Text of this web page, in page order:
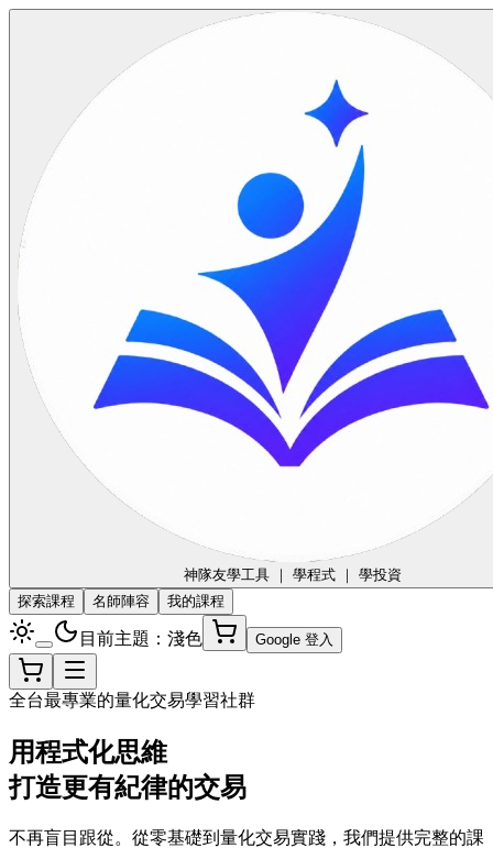
神隊友學工具 ｜ 學程式 ｜ 學投資
探索課程
名師陣容 我的課程
目前主題：淺色 Google 登入
全台最專業的量化交易學習社群
用程式化思維
打造更有紀律的交易
不再盲目跟從。從零基礎到量化交易實踐，我們提供完整的課